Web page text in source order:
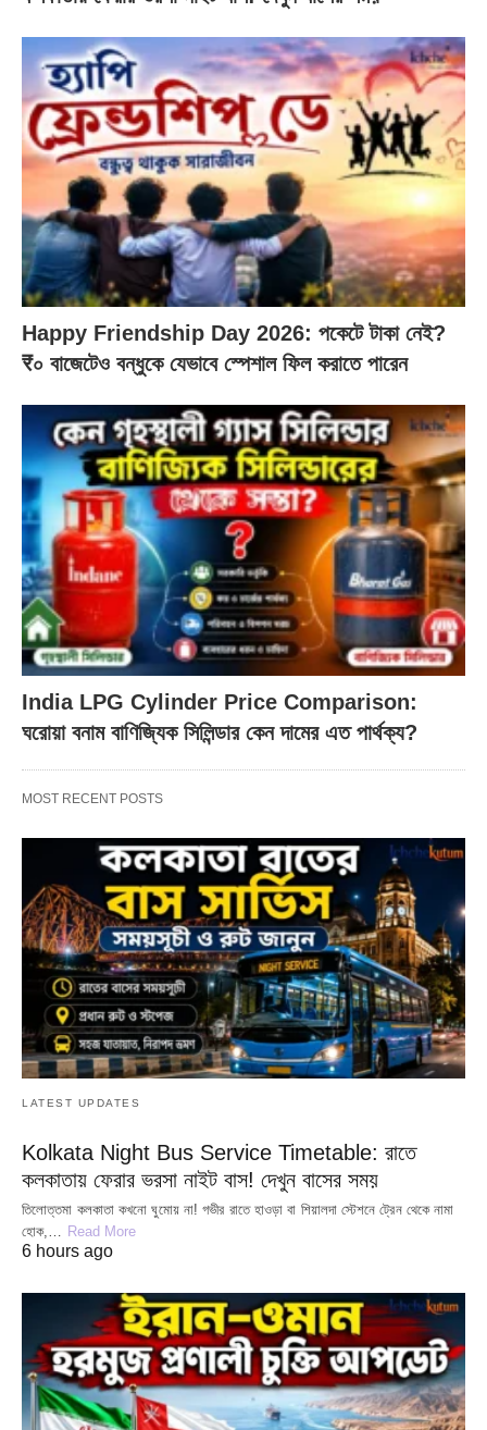
Happy Friendship Day 2026: পকেটে টাকা নেই?
₹০ বাজেটেও বন্ধুকে যেভাবে স্পেশাল ফিল করাতে পারেন
India LPG Cylinder Price Comparison:
ঘরোয়া বনাম বাণিজ্যিক সিলিন্ডার কেন দামের এত পার্থক্য?
MOST RECENT POSTS
LATEST UPDATES
Kolkata Night Bus Service Timetable: রাতে
কলকাতায় ফেরার ভরসা নাইট বাস! দেখুন বাসের সময়
তিলোত্তমা কলকাতা কখনো ঘুমোয় না! গভীর রাতে হাওড়া বা শিয়ালদা স্টেশনে ট্রেন থেকে নামা
হোক,… Read More
6 hours ago